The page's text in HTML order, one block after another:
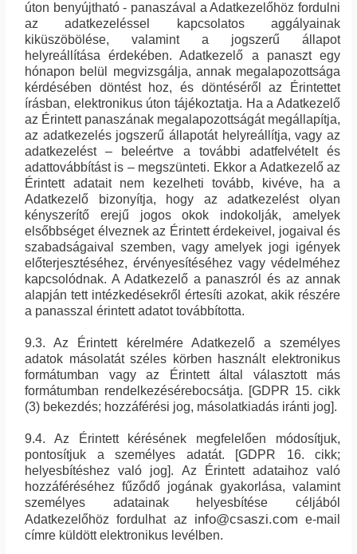
úton benyújtható - panaszával a Adatkezelőhöz fordulni
az adatkezeléssel kapcsolatos aggályainak
kiküszöbölése, valamint a jogszerű állapot
helyreállítása érdekében. Adatkezelő a panaszt egy
hónapon belül megvizsgálja, annak megalapozottsága
kérdésében döntést hoz, és döntéséről az Érintettet
írásban, elektronikus úton tájékoztatja. Ha a Adatkezelő
az Érintett panaszának megalapozottságát megállapítja,
az adatkezelés jogszerű állapotát helyreállítja, vagy az
adatkezelést – beleértve a további adatfelvételt és
adattovábbítást is – megszünteti. Ekkor a Adatkezelő az
Érintett adatait nem kezelheti tovább, kivéve, ha a
Adatkezelő bizonyítja, hogy az adatkezelést olyan
kényszerítő erejű jogos okok indokolják, amelyek
elsőbbséget élveznek az Érintett érdekeivel, jogaival és
szabadságaival szemben, vagy amelyek jogi igények
előterjesztéséhez, érvényesítéséhez vagy védelméhez
kapcsolódnak. A Adatkezelő a panaszról és az annak
alapján tett intézkedésekről értesíti azokat, akik részére
a panasszal érintett adatot továbbította.
9.3. Az Érintett kérelmére Adatkezelő a személyes
adatok másolatát széles körben használt elektronikus
formátumban vagy az Érintett által választott más
formátumban rendelkezésérebocsátja. [GDPR 15. cikk
(3) bekezdés; hozzáférési jog, másolatkiadás iránti jog].
9.4. Az Érintett kérésének megfelelően módosítjuk,
pontosítjuk a személyes adatát. [GDPR 16. cikk;
helyesbítéshez való jog]. Az Érintett adataihoz való
hozzáféréséhez fűződő jogának gyakorlása, valamint
személyes adatainak helyesbítése céljából
Adatkezelőhöz fordulhat az info@csaszi.com e-mail
címre küldött elektronikus levélben.